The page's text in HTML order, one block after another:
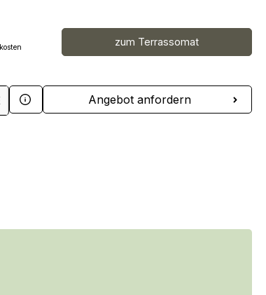
zum Terrassomat
Gib den gewünschten Wert
Angebot anfordern